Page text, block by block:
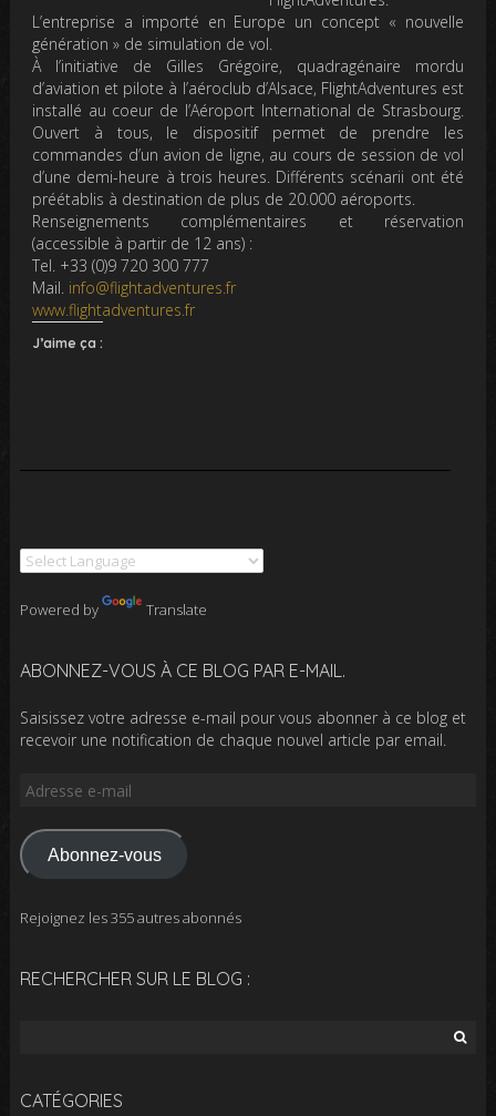
L’entreprise a importé en Europe un concept « nouvelle
génération » de simulation de vol.
À l’initiative de Gilles Grégoire, quadragénaire mordu
d’aviation et pilote à l’aéroclub d’Alsace, FlightAdventures est
installé au coeur de l’Aéroport International de Strasbourg.
Ouvert à tous, le dispositif permet de prendre les
commandes d’un avion de ligne, au cours de session de vol
d’une demi-heure à trois heures. Différents scénarii ont été
préétablis à destination de plus de 20.000 aéroports.
Renseignements complémentaires et réservation
(accessible à partir de 12 ans) :
Tel. +33 (0)9 720 300 777
Mail. info@flightadventures.fr
www.flightadventures.fr
J’aime ça :
Powered by Translate
ABONNEZ-VOUS À CE BLOG PAR E-MAIL.
Saisissez votre adresse e-mail pour vous abonner à ce blog et
recevoir une notification de chaque nouvel article par email.
Adresse
mail
Abonnez-vous
Rejoignez les 355 autres abonnés
RECHERCHER SUR LE BLOG :
CATÉGORIES